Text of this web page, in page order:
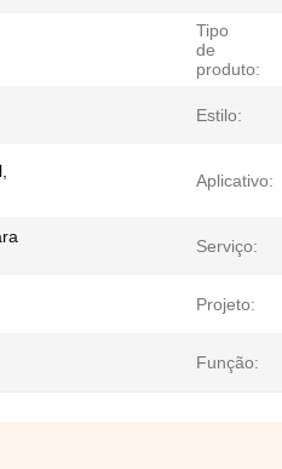
Tipo
de
produto:
Estilo:
Aplicativo:
Serviço:
Projeto:
Função: